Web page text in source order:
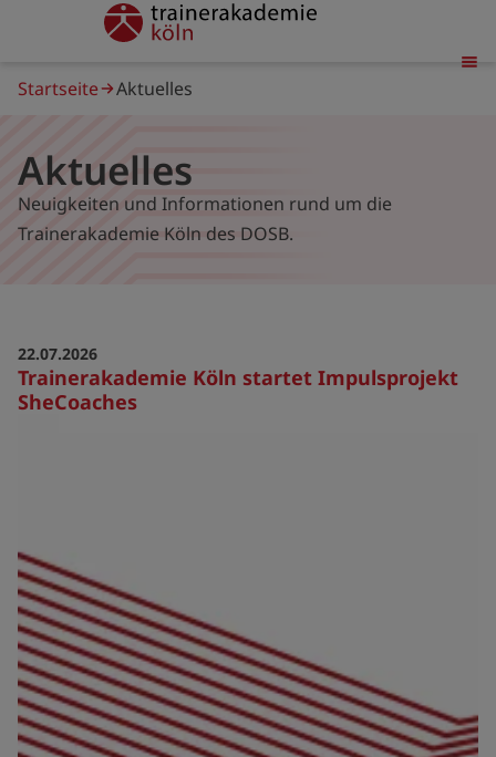
trainerakademie
Startseite Aktuelles
Aktuelles
Neuigkeiten und Informationen rund um die
Trainerakademie Köln des DOSB.
Trainerakademie Köln startet Impulsprojekt
SheCoaches
22.07.2026